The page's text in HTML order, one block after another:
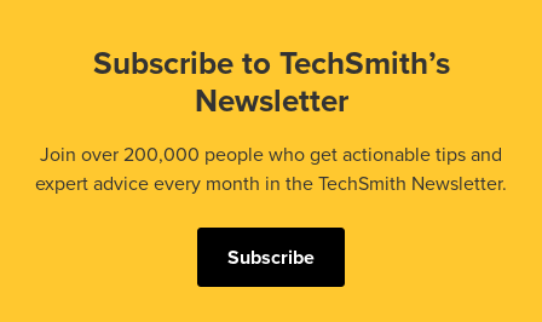
Subscribe to TechSmith’s
Newsletter
Join over 200,000 people who get actionable tips and
expert advice every month in the TechSmith Newsletter.
Subscribe